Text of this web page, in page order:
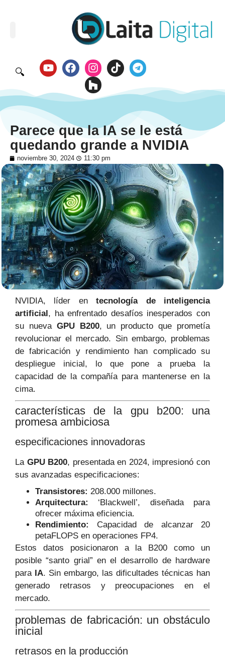
🔍
Parece que la IA se le está
quedando grande a NVIDIA
noviembre 30, 2024 11:30 pm
NVIDIA, líder entecnología de inteligencia
artificial, ha enfrentado desafíos inesperados con
su nueva GPU B200, un producto que prometía
revolucionar el mercado. Sin embargo, problemas
de fabricación y rendimiento han complicado su
despliegue inicial, lo que pone a prueba la
capacidad de la compañía para mantenerse en la
cima.
características de la gpu b200: una
promesa ambiciosa
especificaciones innovadoras
La GPU B200, presentada en 2024, impresionó con
sus avanzadas especificaciones:
Transistores: 208.000 millones.
Arquitectura:
‘Blackwell’, diseñada para
ofrecer máxima eficiencia.
Rendimiento:
Capacidad de alcanzar 20
petaFLOPS en operaciones FP4.
Estos datos posicionaron a la B200 como un
posible “santo grial” en el desarrollo de hardware
para IA. Sin embargo, las dificultades técnicas han
generado retrasos y preocupaciones en el
mercado.
problemas de fabricación: un obstáculo
inicial
retrasos en la producción